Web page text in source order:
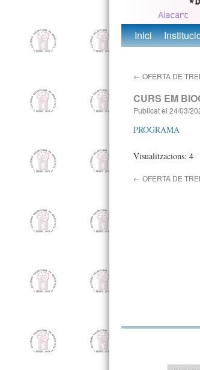
Inici
← OFERTA DE
CURS EM
Publicat el 24/03/
PROGRAMA
Visualitzacions: 4
← OFERTA DE